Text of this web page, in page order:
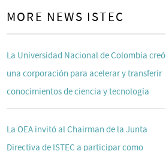
MORE NEWS ISTEC
La Universidad Nacional de Colombia creó
una corporación para acelerar y transferir
conocimientos de ciencia y tecnología
La OEA invitó al Chairman de la Junta
Directiva de ISTEC a participar como